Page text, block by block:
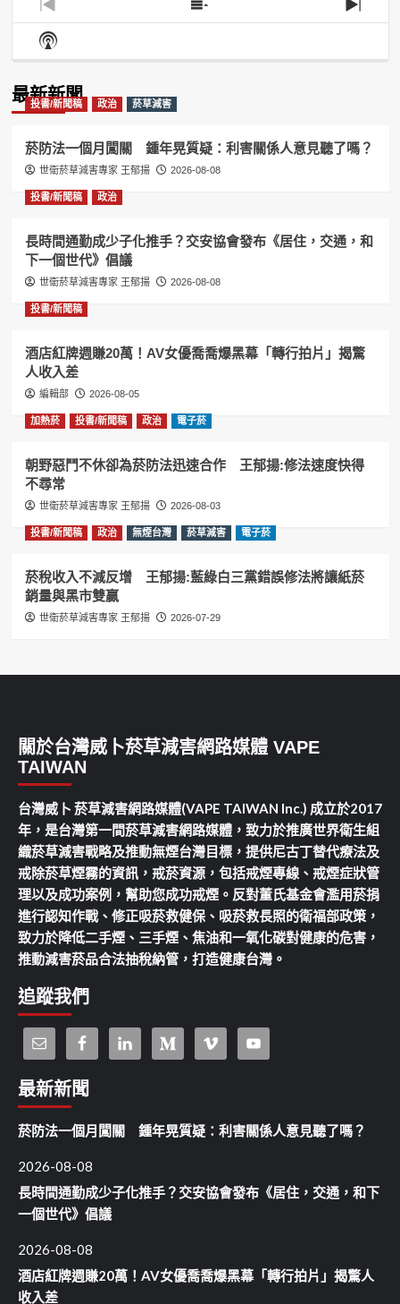
Previous
Episode
Show
Episodes
Next
Show
Podcast
最新新聞
投書/新聞稿 政治 菸草減害
菸防法一個月闖關 鍾年晃質疑：利害關係人意見聽了嗎？
世衛菸草減害專家 王郁揚 2026-08-08
投書/新聞稿 政治
長時間通勤成少子化推手？交安協會發布《居住，交通，和
下一個世代》倡議
世衛菸草減害專家 王郁揚 2026-08-08
投書/新聞稿
酒店紅牌週賺20萬！AV女優喬喬爆黑幕「轉行拍片」揭驚
人收入差
編輯部 2026-08-05
加熱菸 投書/新聞稿 政治 電子菸
朝野惡鬥不休卻為菸防法迅速合作 王郁揚:修法速度快得
不尋常
世衛菸草減害專家 王郁揚 2026-08-03
投書/新聞稿 政治 無煙台灣 菸草減害 電子菸
菸稅收入不減反增 王郁揚:藍綠白三黨錯誤修法將讓紙菸
銷量與黑市雙贏
世衛菸草減害專家 王郁揚 2026-07-29
關於台灣威卜菸草減害網路媒體 VAPE
TAIWAN
台灣威卜 菸草減害網路媒體(VAPE TAIWAN Inc.) 成立於2017
年，是台灣第一間菸草減害網路媒體，致力於推廣世界衛生組
織菸草減害戰略及推動無煙台灣目標，提供尼古丁替代療法及
戒除菸草煙霧的資訊，戒菸資源，包括戒煙專線、戒煙症狀管
理以及成功案例，幫助您成功戒煙。反對董氏基金會濫用菸捐
進行認知作戰、修正吸菸救健保、吸菸救長照的衛福部政策，
致力於降低二手煙、三手煙、焦油和一氧化碳對健康的危害，
推動減害菸品合法抽稅納管，打造健康台灣。
追蹤我們
最新新聞
菸防法一個月闖關 鍾年晃質疑：利害關係人意見聽了嗎？
2026-08-08
長時間通勤成少子化推手？交安協會發布《居住，交通，和下
一個世代》倡議
2026-08-08
酒店紅牌週賺20萬！AV女優喬喬爆黑幕「轉行拍片」揭驚人
收入差